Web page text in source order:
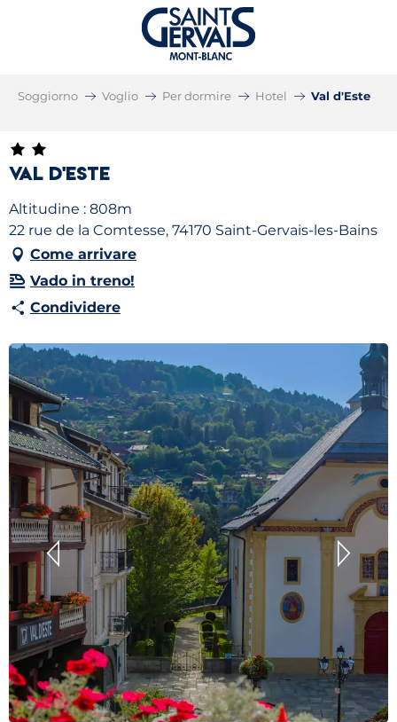
Soggiorno Voglio Per dormire Hotel Val d'Este
Val d'Este
Altitudine : 808m
22 rue de la Comtesse, 74170 Saint-Gervais-les-Bains
Come arrivare
Vado in treno!
Condividere